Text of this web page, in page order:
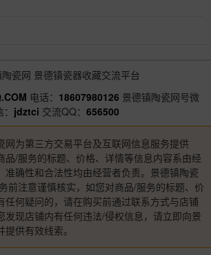
瓷网 景德镇瓷器收藏交流平台
电话： 18607980126 景德镇陶瓷网号微
jdztci 交流QQ： 656500
网为第三方交易平台及互联网信息服务提供
品/服务的标题、价格、详情等信息内容系由经
准确性和合法性均由经营者负责。景德镇陶瓷
前注意谨慎核实，如您对商品/服务的标题、价
任何疑问的，请在购买前通过联系方式与店铺
发现店铺内有任何违法/侵权信息，请立即向景
供有效线索。